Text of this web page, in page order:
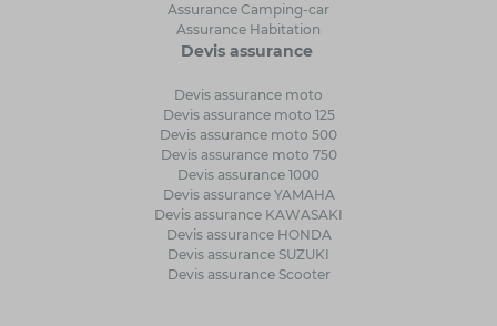
Assurance Camping-car
Assurance Habitation
Devis assurance
Devis assurance moto
Devis assurance moto 125
Devis assurance moto 500
Devis assurance moto 750
Devis assurance 1000
Devis assurance YAMAHA
Devis assurance KAWASAKI
Devis assurance HONDA
Devis assurance SUZUKI
Devis assurance Scooter